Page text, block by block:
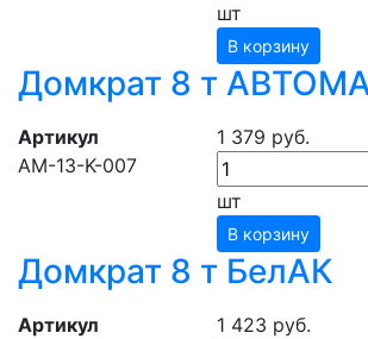
шт
В корзину
Домкрат 8 т
Артикул
АМ-13-K-007
1 379 руб.
шт
В корзину
Домкрат 8 т БелАК
Артикул
1 423 руб.